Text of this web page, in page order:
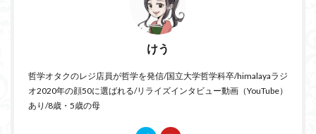
けう
哲学オタクのレジ店員が哲学を発信/国立大学哲学科卒/himalayaラジ
オ2020年の顔50に選ばれる/リライズインタビュー動画（YouTube）
あり/8歳・5歳の母